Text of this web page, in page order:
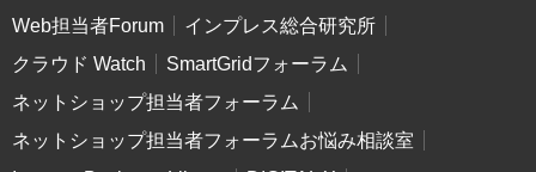
Web担当者Forum
インプレス総合研究所
クラウド Watch
SmartGridフォーラム
ネットショップ担当者フォーラム
ネットショップ担当者フォーラムお悩み相談室